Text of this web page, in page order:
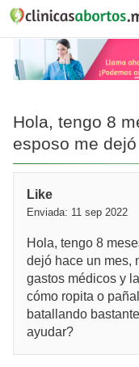
Hola, tengo 8
esposo me
Like
Enviada: 11 sep 2022
Hola, tengo 8
dejó hace un mes,
gastos médicos y
cómo ropita o
batallando
ayudar?